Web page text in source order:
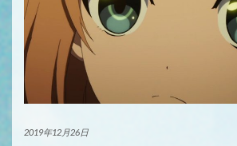
2019年12月26日